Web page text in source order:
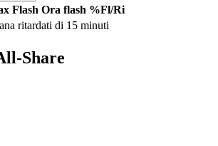
Flash Ora flash %Fl/Ri
ritardati di 15 minuti
Share